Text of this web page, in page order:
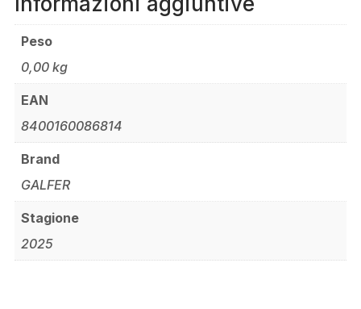
Peso
0,00 kg
EAN
8400160086814
Brand
GALFER
Stagione
2025